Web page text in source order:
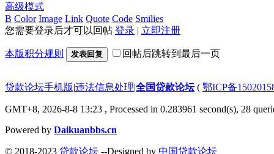
高级模式
B Color Image Link Quote Code Smilies
您需要登录后才可以回帖 登录 | 立即注册
本版积分规则 发表回复 回帖后跳转到最后一页
贷款论坛手机版|违法信息处理|全国贷款论坛( 鄂ICP备
GMT+8, 2026-8-8 13:23 , Processed in 0.283961 second(s), 28
Powered by Daikuanbbs.cn
© 2018-2023 贷款论坛 --Designed by 中国贷款论坛